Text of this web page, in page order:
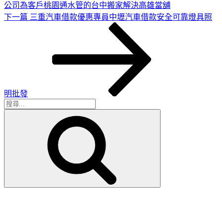
公司為客戶桃園通水管的台中搬家解決高雄當舖
下
下一篇 三重汽車借款優惠專員中壢汽車借款安全可靠燈具照
明批發
搜